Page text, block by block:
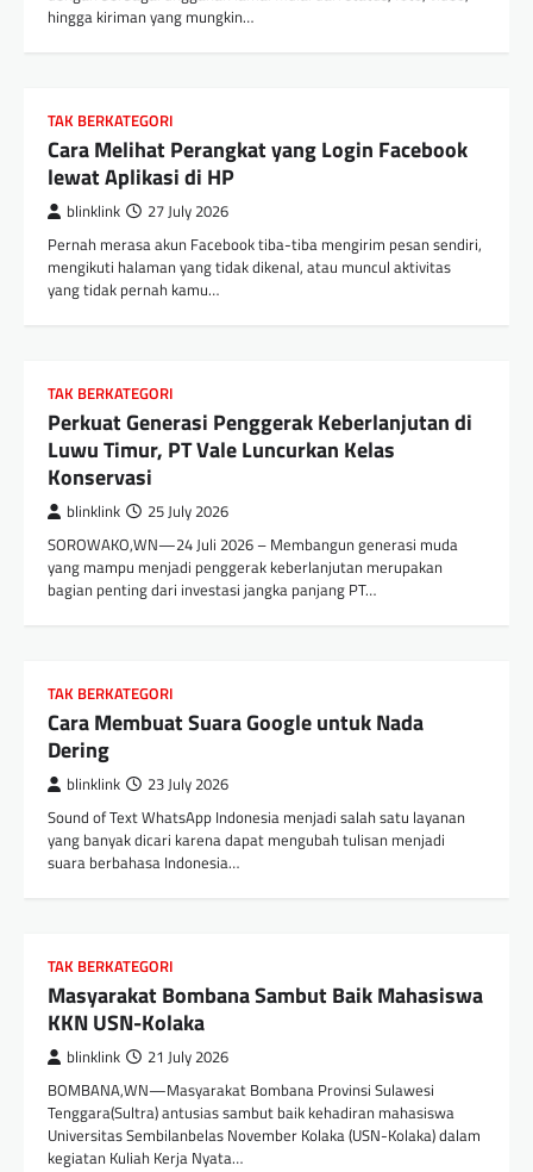
hingga kiriman yang mungkin…
TAK BERKATEGORI
Cara Melihat Perangkat yang Login Facebook
lewat Aplikasi di HP
blinklink 27 July 2026
Pernah merasa akun Facebook tiba-tiba mengirim pesan sendiri,
mengikuti halaman yang tidak dikenal, atau muncul aktivitas
yang tidak pernah kamu…
TAK BERKATEGORI
Perkuat Generasi Penggerak Keberlanjutan di
Luwu Timur, PT Vale Luncurkan Kelas
Konservasi
blinklink 25 July 2026
SOROWAKO,WN—24 Juli 2026 – Membangun generasi muda
yang mampu menjadi penggerak keberlanjutan merupakan
bagian penting dari investasi jangka panjang PT…
TAK BERKATEGORI
Cara Membuat Suara Google untuk Nada
Dering
blinklink 23 July 2026
Sound of Text WhatsApp Indonesia menjadi salah satu layanan
yang banyak dicari karena dapat mengubah tulisan menjadi
suara berbahasa Indonesia…
TAK BERKATEGORI
Masyarakat Bombana Sambut Baik Mahasiswa
KKN USN-Kolaka
blinklink 21 July 2026
BOMBANA,WN—Masyarakat Bombana Provinsi Sulawesi
Tenggara(Sultra) antusias sambut baik kehadiran mahasiswa
Universitas Sembilanbelas November Kolaka (USN-Kolaka) dalam
kegiatan Kuliah Kerja Nyata…